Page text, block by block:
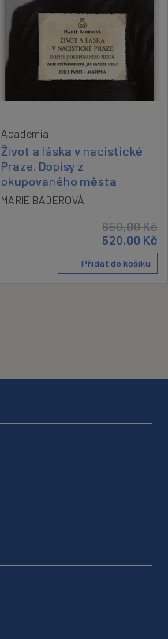
Academia
Život a láska v nacistické
Praze. Dopisy z
okupovaného města
MARIE BADEROVÁ
650,00Kč
520,00 Kč
Přidat do košíku